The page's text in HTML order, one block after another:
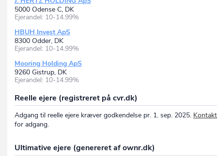
5000 Odense C, DK
Ejerandel: 10-14.99%
HBUH Invest ApS
8300 Odder, DK
Ejerandel: 10-14.99%
Mooring Holding ApS
9260 Gistrup, DK
Ejerandel: 10-14.99%
Reelle ejere (registreret på cvr.dk)
Adgang til reelle ejere kræver godkendelse pr. 1. sep. 2025.
for adgang.
Ultimative ejere (genereret af ownr.dk)